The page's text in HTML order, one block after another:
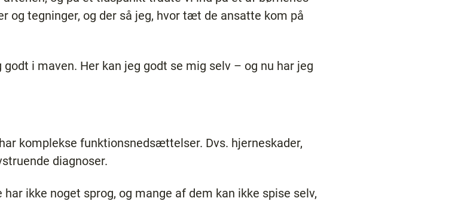
og tegninger, og der så jeg, hvor tæt de ansatte kom på
i maven. Her kan jeg godt se mig selv – og nu har jeg
komplekse funktionsnedsættelser. Dvs. hjerneskader,
diagnoser.
ikke noget sprog, og mange af dem kan ikke spise selv,